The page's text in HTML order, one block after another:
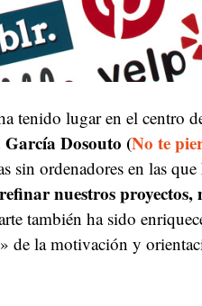
tenido lugar en el centro
Dosouto (No te
sin ordenadores en las que
nuestros proyectos,
también ha sido
de la motivación y